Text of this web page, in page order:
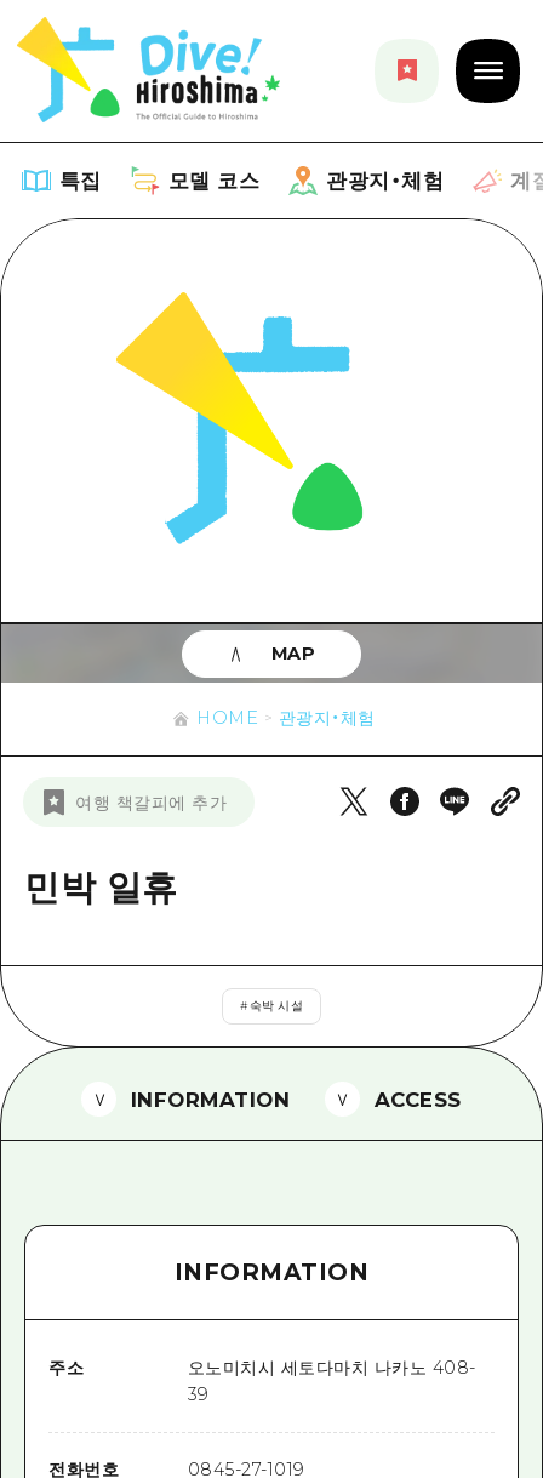
특집 모델 코스 관광지・체험 계
추천
아트
이벤트/축제
음식/술
쇼핑
스포츠
나이트 라이프
기준
치유
모델 코스
목록
Dive! Hiroshima 공식 가이드
Hiroshima Moshimo Travel
빈고(備後)
미야지마(宮島) 주변
빠른 여행
반나절
1박 2일
2박 3일
관광지・체험
목록
히로시마시 주변
빈고(備後)
비북(備北)
게이호쿠(芸北)
야마구치(山口)현 동부
시마네(島根)현
계절 정보
유용한 정보
목록
접근
히로시마 OMOTENASHI 패스
외국인 여행자용 거리 관광안내소
사진 다운로드
재해가 발생했을 때의 교통 정보
관광 안내 책자
뉴스
HOME 관광지・체험
여행 책갈피에 추가
민박 일휴
# 숙박 시설
MAP
INFORMATION ACCESS
INFORMATION
주소
오노미치시 세토다마치 나카노 408-
39
전화번호 0845-27-1019